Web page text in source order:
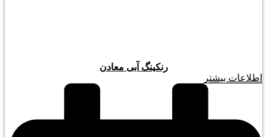
رنکینگ آبی معادن
اطلاعات بیشتر